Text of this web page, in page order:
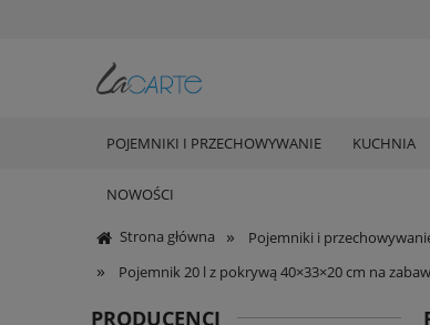
POJEMNIKI I PRZECHOWYWANIE KUCHNIA
NOWOŚCI
Strona główna » Pojemniki i
» Pojemnik 20 l z pokrywą 40×33×20 cm na
PRODUCENCI